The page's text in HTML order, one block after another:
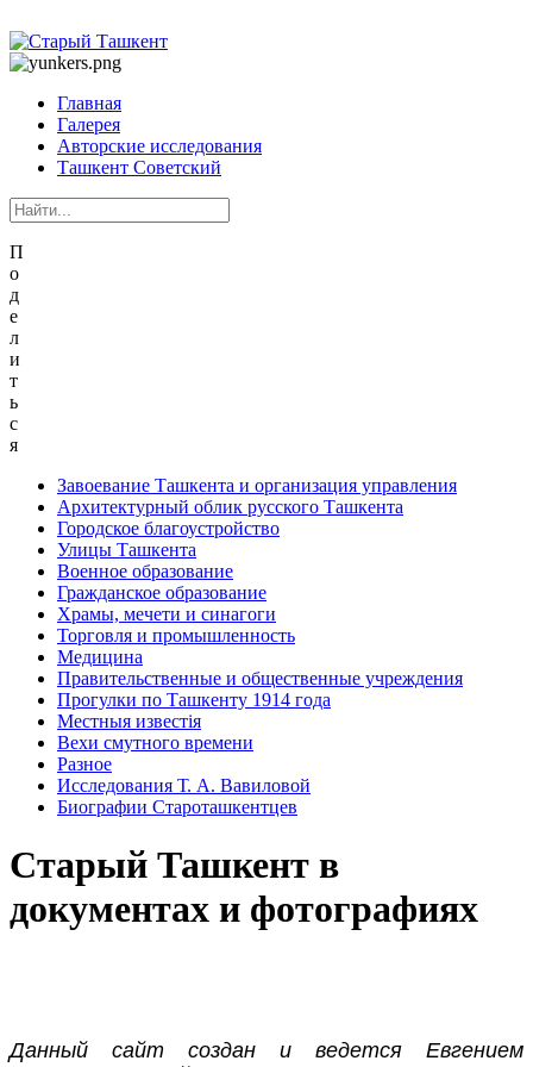
Главная
Галерея
Авторские исследования
Ташкент Советский
П
о
д
е
л
и
т
ь
с
я
Завоевание Ташкента и организация управления
Архитектурный облик русского Ташкента
Городское благоустройство
Улицы Ташкента
Военное образование
Гражданское образование
Храмы, мечети и синагоги
Торговля и промышленность
Медицина
Правительственные и общественные учреждения
Прогулки по Ташкенту 1914 года
Местныя известiя
Вехи смутного времени
Разное
Исследования Т. А. Вавиловой
Биографии Староташкентцев
Старый Ташкент в
документах и фотографиях
Данный сайт создан и ведется Евгением